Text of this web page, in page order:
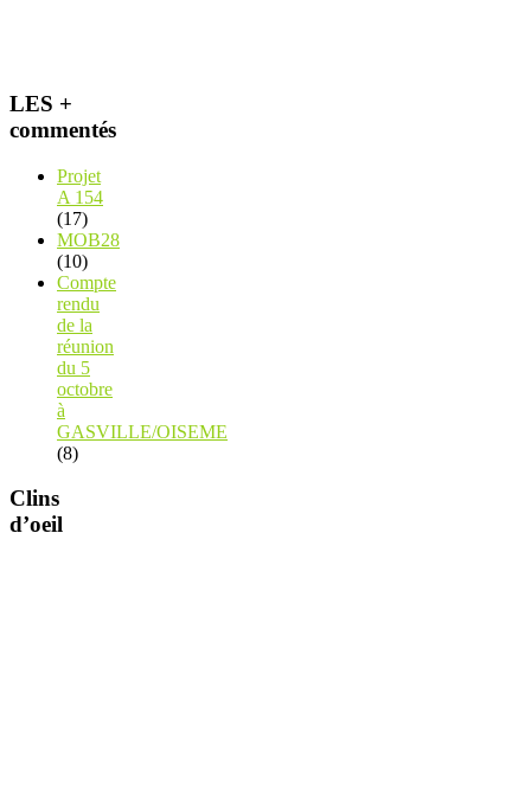
LES +
commentés
Projet
A 154
(17)
MOB28
(10)
Compte
rendu
de la
réunion
du 5
octobre
à
GASVILLE/OISEME
(8)
Clins
d’oeil